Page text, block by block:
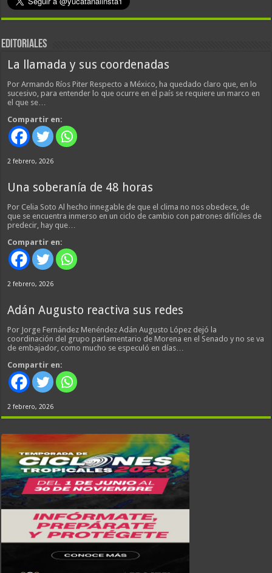
EDITORIALES
La llamada y sus coordenadas
Por Armando Ríos Piter Respecto a México, ha quedado claro que, en lo
sucesivo, para entender lo que ocurre en el país se requiere un marco en
el que se…
Compartir en:
2 febrero, 2026
Una soberanía de 48 horas
Por Celia Soto Al hecho innegable de que el clima no nos obedece, de
que se encuentra inmerso en un ciclo de cambio con patrones difíciles de
predecir, hay que…
Compartir en:
2 febrero, 2026
Adán Augusto reactiva sus redes
Por Jorge Fernández Menéndez Adán Augusto López dejó la
coordinación del grupo parlamentario de Morena en el Senado y no se va
de embajador, como mucho se especuló en días…
Compartir en:
2 febrero, 2026